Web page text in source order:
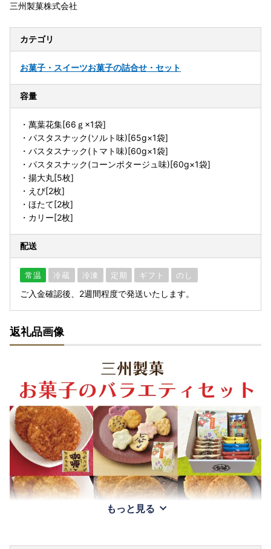
三州製菓株式会社
カテゴリ
お菓子・スイーツお菓子の詰合せ・セット
容量
・萬葉花集[66ｇ×1袋]
・パスタスナック(ソルト味)[65g×1袋]
・パスタスナック(トマト味)[60g×1袋]
・パスタスナック(コーンポタージュ味)[60g×1袋]
・揚大丸[5枚]
・えび[2枚]
・ほたて[2枚]
・カリー[2枚]
配送
常温 冷蔵 冷凍 定期 ギフト のし
ご入金確認後、2週間程度で発送いたします。
返礼品画像
もっと見る